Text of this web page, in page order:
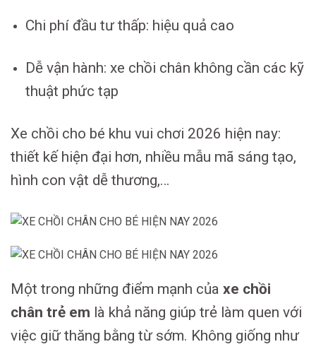
Chi phí đầu tư thấp: hiệu quả cao
Dễ vận hành: xe chồi chân không cần các kỹ
thuật phức tạp
Xe chồi cho bé khu vui chơi 2026 hiện nay:
thiết kế hiện đại hơn, nhiều mẫu mã sáng tạo,
hình con vật dễ thương,…
Một trong những điểm mạnh của xe chồi
chân trẻ em là khả năng giúp trẻ làm quen với
việc giữ thăng bằng từ sớm. Không giống như